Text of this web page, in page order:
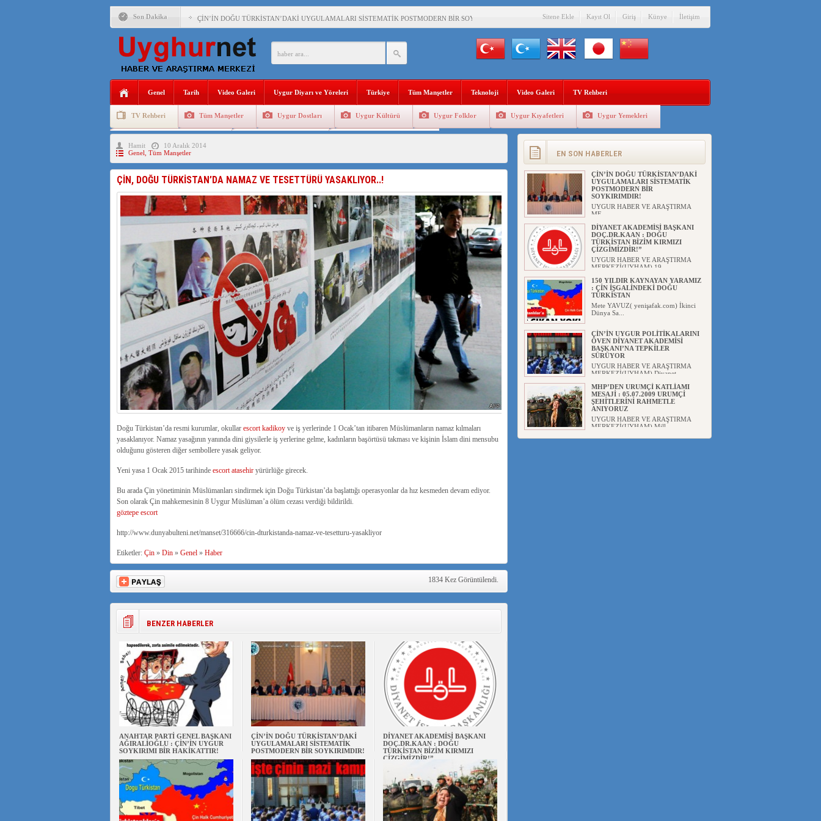
Son Dakika ÇİN’İN DOĞU TÜRKİSTAN’DAKİ UYGULAMALARI SİSTEMATİK POSTMODERN BİR SOYKIRIMDIR!
DİYANET AKADEMİSİ BAŞKANI DOÇ.DR.KAAN : DOĞU TÜRKİSTAN BİZİM KIRMIZI ÇİZGİMİZDİR!”
ÇİN’İN UYGUR POLİTİKALARINI ÖVEN DİYANET AKADEMİSİ BAŞKANI’NA TEPKİLER SÜRÜYOR
MHP’DEN URUMÇİ KATLİAMI MESAJİ : 05.07.2009 URUMÇİ ŞEHİTLERİNİ RAHMETLE ANIYORUZ
İŞGALCİ ÇİN’DEN “FETİHLER SULTANI MEHMET”DİZİSİNE GARİP SANSÜR VE HADSIZ İHTAR
SAADET PARTİSİ İLÇE BAŞKANI : TEMMUZ AYI,DOĞU TÜRKİSTAN İÇİN KATLİAM AYI DEĞİLDİR !
Sitene Ekle Kayıt Ol Giriş Künye İletişim
Genel Tarih Video Galeri Uygur Diyarı ve Yöreleri Türkiye Tüm Manşetler Teknoloji Video Galeri TV Rehberi
TV Rehberi Tüm Manşetler Uygur Dostları Uygur Kültürü Uygur Folklor Uygur Kıyafetleri Uygur Yemekleri
Uygurlarda Düğün ve Cenaze
Hamit
10 Aralık 2014
Genel Tüm Manşetler
ÇİN, DOĞU TÜRKİSTAN’DA NAMAZ VE TESETTÜRÜ YASAKLIYOR..!
Doğu Türkistan’da resmi kurumlar, okullar escort kadikoyve iş yerlerinde 1 Ocak’tan itibaren Müslümanların namaz kılmaları
yasaklanıyor. Namaz yasağının yanında dini giysilerle iş yerlerine gelme, kadınların başörtüsü takması ve kişinin İslam dini mensubu
olduğunu gösteren diğer sembollere yasak geliyor.
Yeni yasa 1 Ocak 2015 tarihinde escort atasehiryürürlüğe girecek.
Bu arada Çin yönetiminin Müslümanları sindirmek için Doğu Türkistan’da başlattığı operasyonlar da hız kesmeden devam ediyor.
Son olarak Çin mahkemesinin 8 Uygur Müslüman’a ölüm cezası verdiği bildirildi.
göztepe escort
http://www.dunyabulteni.net/manset/316666/cin-dturkistanda-namaz-ve-tesetturu-yasakliyor
Etiketler: Çin» Din» Genel» Haber
1834 Kez Görüntülendi.
BENZER HABERLER
ANAHTAR PARTİ GENEL BAŞKANI
AĞIRALİOĞLU : ÇİN’İN UYGUR
SOYKIRIMI BİR HAKİKATTIR!
ÇİN’İN DOĞU TÜRKİSTAN’DAKİ
UYGULAMALARI SİSTEMATİK
POSTMODERN BİR SOYKIRIMDIR!
DİYANET AKADEMİSİ BAŞKANI
DOÇ.DR.KAAN : DOĞU
TÜRKİSTAN BİZİM KIRMIZI
ÇİZGİMİZDİR!”
EN SON HABERLER
ANAHTAR PARTİ GENEL
BAŞKANI AĞIRALİOĞLU : ÇİN’İN
UYGUR SOYKIRIMI BİR
HAKİKATTIR!
UYGUR HABER VE ARAŞTIRMA
ÇİN’İN DOĞU TÜRKİSTAN’DAKİ
UYGULAMALARI SİSTEMATİK
POSTMODERN BİR
SOYKIRIMDIR!
UYGUR HABER VE ARAŞTIRMA
ME...
DİYANET AKADEMİSİ BAŞKANI
DOÇ.DR.KAAN : DOĞU
TÜRKİSTAN BİZİM KIRMIZI
ÇİZGİMİZDİR!”
UYGUR HABER VE ARAŞTIRMA
MERKEZİ(UYHAM) 19...
150 YILDIR KAYNAYAN YARAMIZ
: ÇİN İŞGALİNDEKİ DOĞU
TÜRKİSTAN
Mete YAVUZ( yenişafak.com) İkinci
Dünya Sa...
ÇİN’İN UYGUR POLİTİKALARINI
ÖVEN DİYANET AKADEMİSİ
BAŞKANI’NA TEPKİLER
SÜRÜYOR
UYGUR HABER VE ARAŞTIRMA
MERKEZİ(UYHAM) Diyanet
MHP’DEN URUMÇİ KATLİAMI
MESAJİ : 05.07.2009 URUMÇİ
ŞEHİTLERİNİ RAHMETLE
ANIYORUZ
UYGUR HABER VE ARAŞTIRMA
MERKEZİ(UYHAM) Mill...
ÇİN’İN ANKARA BÜYÜKELÇİSİ